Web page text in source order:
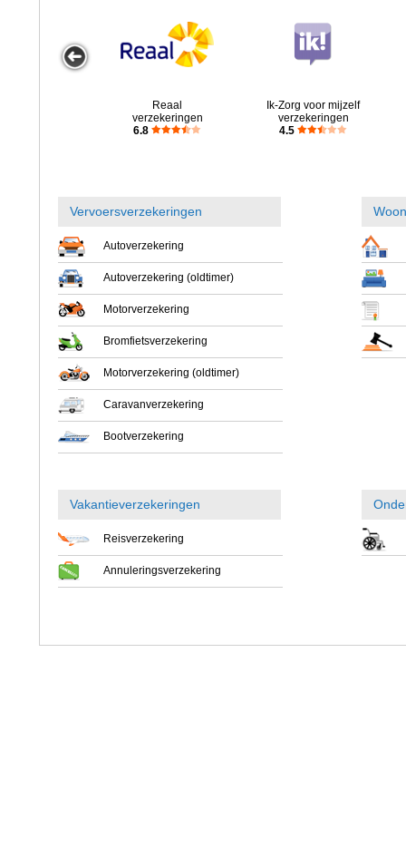
Reaal
verzekeringen
6.8
Ik-Zorg voor mijzelf
verzekeringen
4.5
verzekeringen
7.6
6.5
Vervoersverzekeringen
Autoverzekering
Autoverzekering (oldtimer)
Motorverzekering
Bromfietsverzekering
Motorverzekering (oldtimer)
Caravanverzekering
Bootverzekering
Vakantieverzekeringen
Reisverzekering
Annuleringsverzekering